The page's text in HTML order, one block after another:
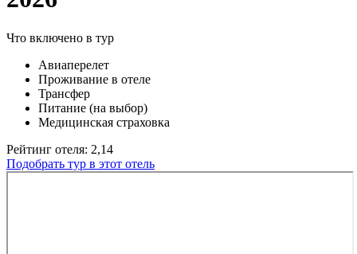
Что включено в тур
Авиаперелет
Проживание в отеле
Трансфер
Питание (на выбор)
Медицинская страховка
Рейтинг отеля: 2,14
Подобрать тур в этот отель